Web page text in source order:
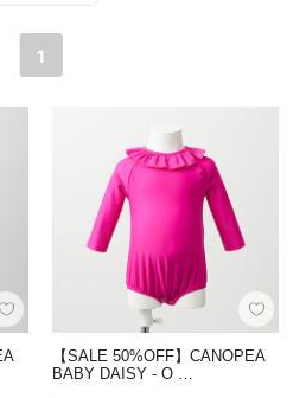
1
【SALE 50%OFF】CANOPEA
BABY DAISY - O …